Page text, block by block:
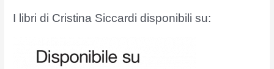
I libri di Cristina Siccardi disponibili su: